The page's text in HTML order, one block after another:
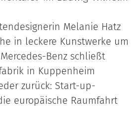
Melanie Hatz
in leckere Kunstwerke um
Benz schließt
in Kuppenheim
zurück: Start-up-
europäische Raumfahrt